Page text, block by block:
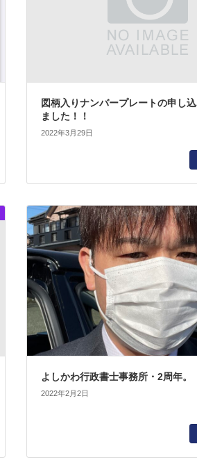
図柄入りナンバープレートの申し
ました！！
2022年3月29日
よしかわ行政書士事務所・2周年。
2022年2月2日